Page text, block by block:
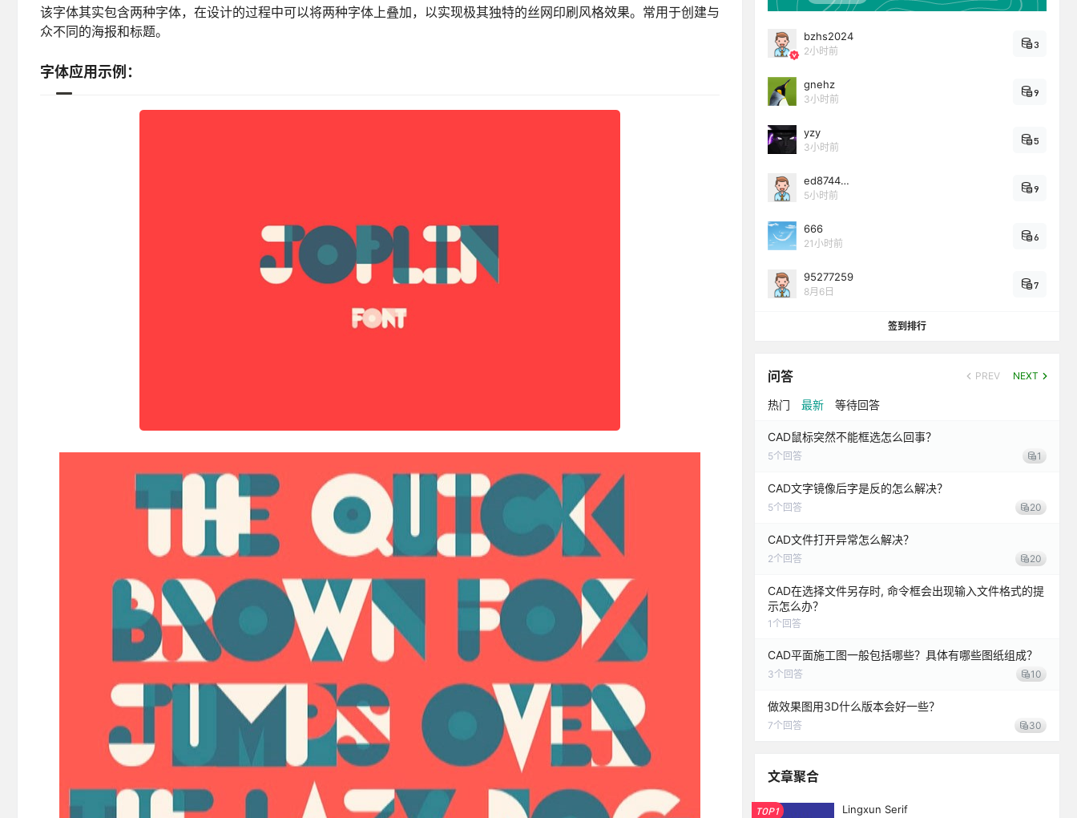
该字体其实包含两种字体，在设计的过程中可以将两种字体上叠加，以实现极其独特的丝网印刷风格效果。常用于创建与
众不同的海报和标题。
字体应用示例：
bzhs2024
2小时前
3
gnehz
3小时前
9
yzy
3小时前
5
ed8744…
5小时前
9
666
21小时前
6
95277259
8月6日
7
签到排行
问答 PREV NEXT
热门 最新 等待回答
CAD鼠标突然不能框选怎么回事？
5个回答 1
CAD文字镜像后字是反的怎么解决？
5个回答 20
CAD文件打开异常怎么解决？
2个回答 20
CAD在选择文件另存时, 命令框会出现输入文件格式的提
示怎么办？
1 个回答
CAD平面施工图一般包括哪些？具体有哪些图纸组成？
3个回答 10
做效果图用3D什么版本会好一些？
7个回答 30
文章聚合
TOP1 Lingxun Serif